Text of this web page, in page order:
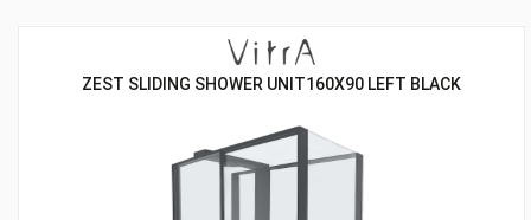
ZEST SLIDING SHOWER UNIT160X90 LEFT BLACK